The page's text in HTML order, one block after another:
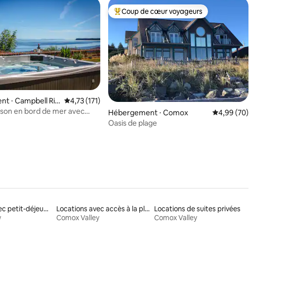
la base de 43 commentaires : 5 sur 5
⋅ Campbell Riv
Évaluation moyenne sur la base de 171 commentaires : 4,73 sur 5
4,73 (171)
en bord de mer avec
Coups de cœur voyageurs les plus appréciés
Coup de cœur voyageurs
Hébergement ⋅ Comox Évaluation moyenne
4,99 (70)
Oasis de plage
Locations avec petit-déjeuner
Locations avec accès à la plage
Comox Valley
Locations de suites privées
Comox Valley